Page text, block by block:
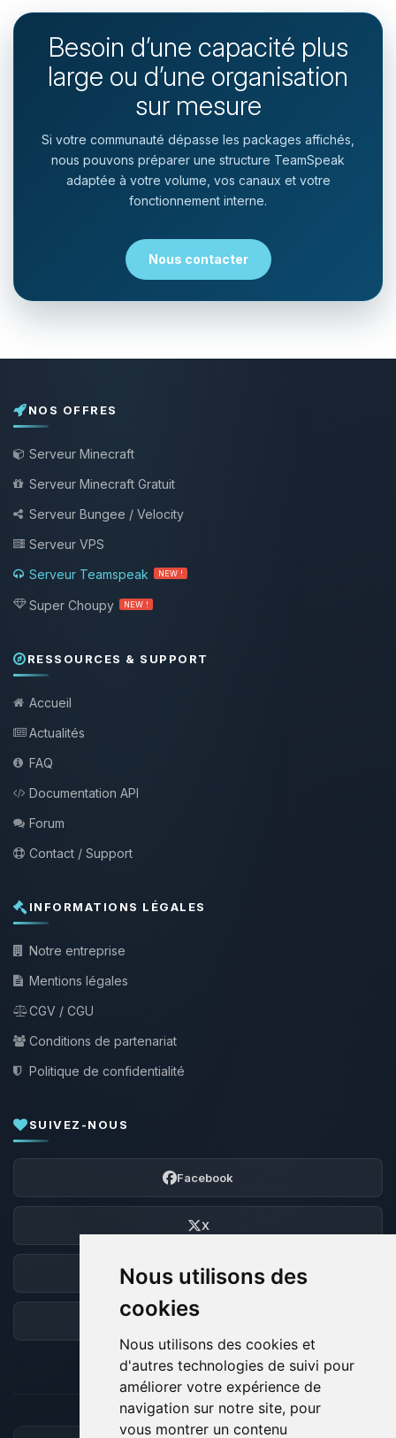
Nous utilisons des
cookies
Nous utilisons des cookies et
d'autres technologies de suivi pour
améliorer votre expérience de
navigation sur notre site, pour
vous montrer un contenu
Besoin d’une capacité plus
large ou d’une organisation
sur mesure
Si votre communauté dépasse les packages affichés,
nous pouvons préparer une structure TeamSpeak
adaptée à votre volume, vos canaux et votre
fonctionnement interne.
Nous contacter
NOS OFFRES
Serveur Minecraft
Serveur Minecraft Gratuit
Serveur Bungee / Velocity
Serveur VPS
Serveur Teamspeak
NEW !
Super Choupy NEW !
RESSOURCES & SUPPORT
Accueil
Actualités
FAQ
Documentation API
Forum
Contact / Support
INFORMATIONS LÉGALES
Notre entreprise
Mentions légales
CGV / CGU
Conditions de partenariat
Politique de confidentialité
SUIVEZ-NOUS
Facebook
X
Discord
Forum